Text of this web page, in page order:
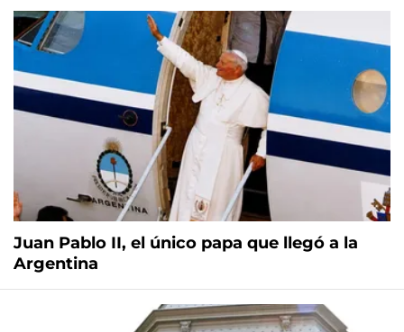
Juan Pablo II, el único papa que llegó a la
Argentina